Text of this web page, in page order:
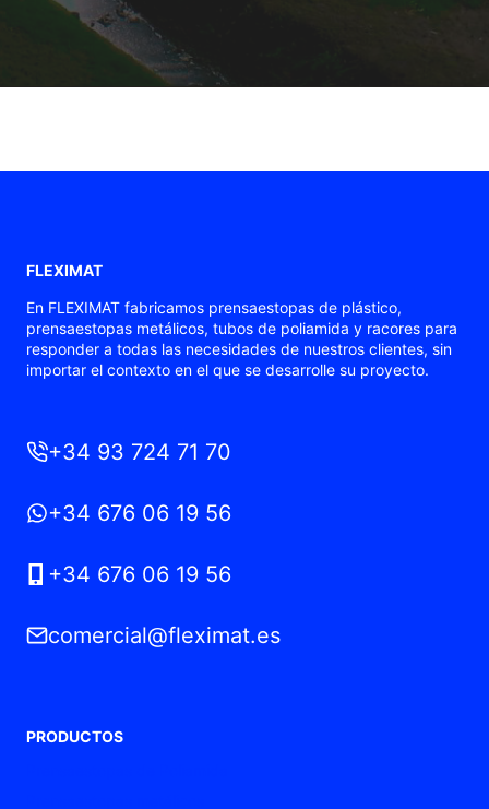
FLEXIMAT
En FLEXIMAT fabricamos prensaestopas de plástico,
prensaestopas metálicos, tubos de poliamida y racores para
responder a todas las necesidades de nuestros clientes, sin
importar el contexto en el que se desarrolle su proyecto.
+34 93 724 71 70
+34 676 06 19 56
+34 676 06 19 56
comercial@fleximat.es
PRODUCTOS